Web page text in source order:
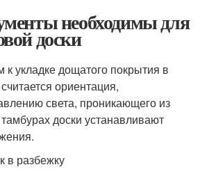
необходимы для
доски
укладке дощатого покрытия в
ориентация,
света, проникающего из
доски устанавливают
в разбежку